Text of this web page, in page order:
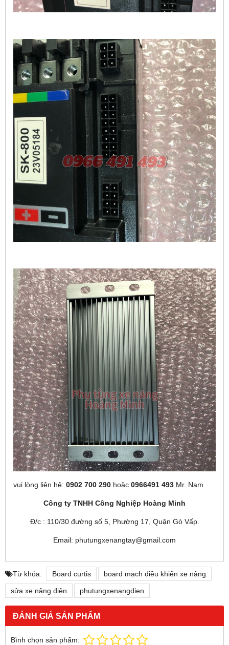
vui lòng liên hệ: 0902 700 290 hoặc 0966491 493 Mr. Nam
Công ty TNHH Công Nghiệp Hoàng Minh
Đ/c : 110/30 đường số 5, Phường 17, Quận Gò Vấp.
Email: phutungxenangtay@gmail.com
Từ khóa: Board curtis board mạch điều khiển xe nâng
sửa xe nâng điện phutungxenangdien
ĐÁNH GIÁ SẢN PHẨM
Bình chọn sản phẩm: